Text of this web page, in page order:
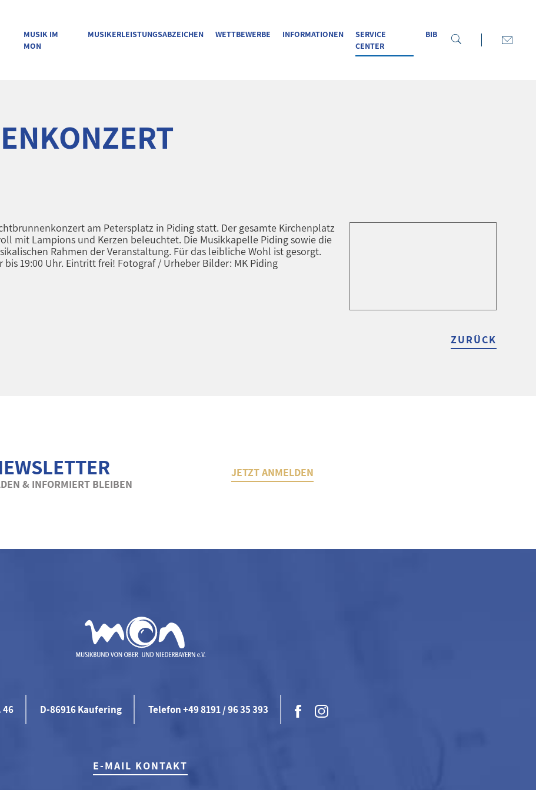
MUSIK IM
MON
MUSIKERLEISTUNGSABZEICHEN WETTBEWERBE INFORMATIONEN
SERVICE
CENTER
BIB
am Petersplatz in Piding statt. Der gesamte Kirchenplatz
mit Lampions und Kerzen beleuchtet. Die Musikkapelle Piding sowie die
Rahmen der Veranstaltung. Für das leibliche Wohl ist gesorgt.
19:00 Uhr. Eintritt frei! Fotograf / Urheber Bilder: MK Piding
ZURÜCK
& INFORMIERT BLEIBEN
JETZT ANMELDEN
46 D-86916 Kaufering Telefon +49 8191 / 96 35 393
E-MAIL KONTAKT